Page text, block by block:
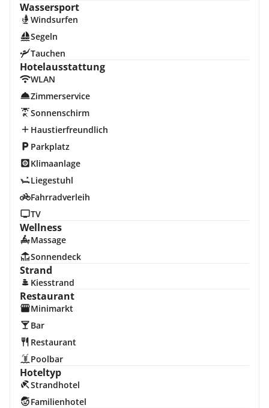
Wassersport
Windsurfen
Segeln
Tauchen
Hotelausstattung
WLAN
Zimmerservice
Sonnenschirm
Haustierfreundlich
Parkplatz
Klimaanlage
Liegestuhl
Fahrradverleih
TV
Wellness
Massage
Sonnendeck
Strand
Kiesstrand
Restaurant
Minimarkt
Bar
Restaurant
Poolbar
Hoteltyp
Strandhotel
Familienhotel